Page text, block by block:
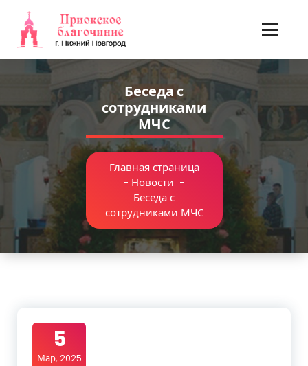
содержимому
Беседа с
сотрудниками
МЧС
Главная страница
- Новости -
Беседа с
сотрудниками МЧС
5
Мар, 2025